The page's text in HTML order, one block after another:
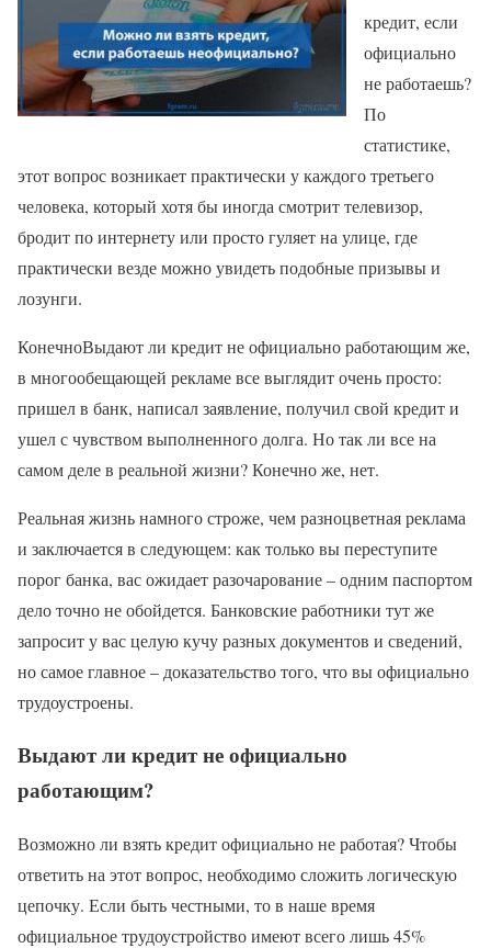
кредит, если
официально
не работаешь?
По
статистике,
этот вопрос возникает практически у каждого третьего
человека, который хотя бы иногда смотрит телевизор,
бродит по интернету или просто гуляет на улице, где
практически везде можно увидеть подобные призывы и
лозунги.
КонечноВыдают ли кредит не официально работающим же,
в многообещающей рекламе все выглядит очень просто:
пришел в банк, написал заявление, получил свой кредит и
ушел с чувством выполненного долга. Но так ли все на
самом деле в реальной жизни? Конечно же, нет.
Реальная жизнь намного строже, чем разноцветная реклама
и заключается в следующем: как только вы переступите
порог банка, вас ожидает разочарование – одним паспортом
дело точно не обойдется. Банковские работники тут же
запросит у вас целую кучу разных документов и сведений,
но самое главное – доказательство того, что вы официально
трудоустроены.
Выдают ли кредит не официально
работающим?
Возможно ли взять кредит официально не работая? Чтобы
ответить на этот вопрос, необходимо сложить логическую
цепочку. Если быть честными, то в наше время
официальное трудоустройство имеют всего лишь 45%